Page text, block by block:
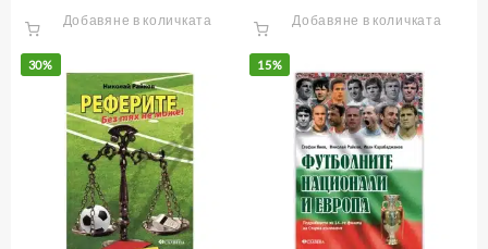
Добавяне в количката Добавяне в количката
30% 15%